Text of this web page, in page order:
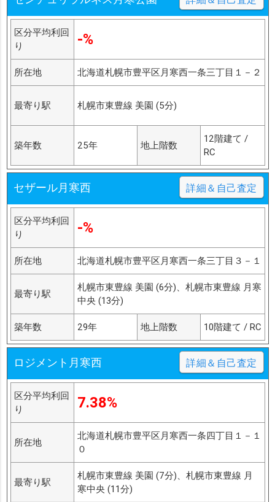
区分平均利回
り
-%
所在地 北海道札幌市豊平区月寒西一条三丁目１－２
最寄り駅 札幌市東豊線 美園 (5分)
築年数 25年 地上階数
12階建て /
RC
セザール月寒西 詳細＆自己査定
区分平均利回
り
-%
所在地 北海道札幌市豊平区月寒西一条三丁目３－１
最寄り駅
札幌市東豊線 美園 (6分)、札幌市東豊線 月寒
中央 (13分)
築年数 29年 地上階数 10階建て / RC
ロジメント月寒西 詳細＆自己査定
区分平均利回
り
7.38%
所在地
北海道札幌市豊平区月寒西一条四丁目１－１
０
最寄り駅
札幌市東豊線 美園 (7分)、札幌市東豊線 月
寒中央 (11分)